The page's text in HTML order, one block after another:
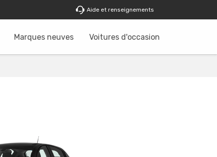
Aide et renseignements
Marques neuves Voitures d'occasion